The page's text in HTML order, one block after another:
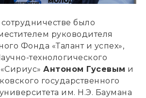
было
руководителя
Фонда «Талант и успех»,
технологического
Антоном Гусевым и
государственного
им. Н.Э. Баумана